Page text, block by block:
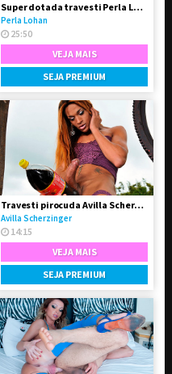
Super dotada travesti Perla Lohan fodeu o garotão
Perla Lohan
25:50
VEJA MAIS
SEJA PREMIUM
Travesti pirocuda Avilla Scherzinger
Avilla Scherzinger
14:15
VEJA MAIS
SEJA PREMIUM